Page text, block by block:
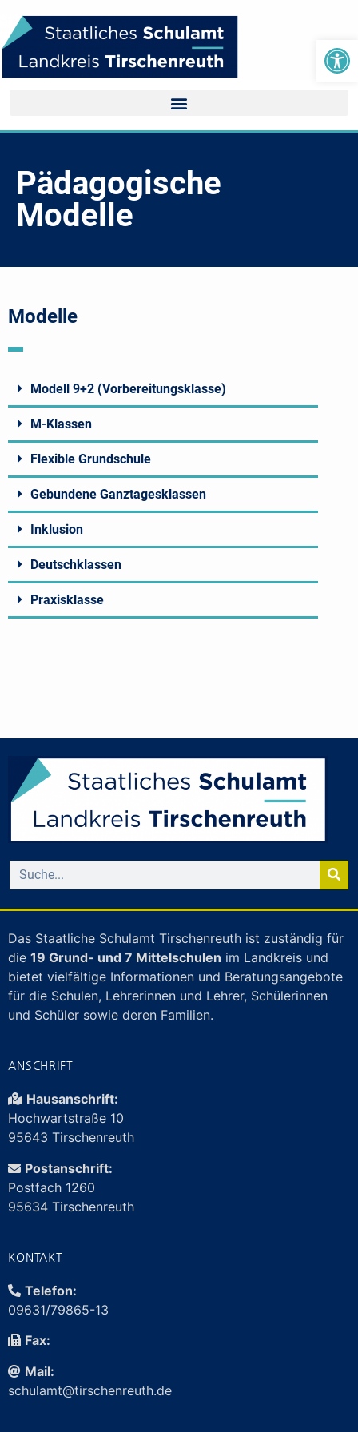
Pädagogische
Modelle
Modelle
Modell 9+2 (Vorbereitungsklasse)
M-Klassen
Flexible Grundschule
Gebundene Ganztagesklassen
Inklusion
Deutschklassen
Praxisklasse
Das Staatliche Schulamt Tirschenreuth ist zuständig für
die 19 Grund- und 7 Mittelschulen im Landkreis und
bietet vielfältige Informationen und Beratungsangebote
für die Schulen, Lehrerinnen und Lehrer, Schülerinnen
und Schüler sowie deren Familien.
ANSCHRIFT
Hausanschrift:
Hochwartstraße 10
95643 Tirschenreuth
Postanschrift:
Postfach 1260
95634 Tirschenreuth
KONTAKT
Telefon:
09631/79865-13
Fax:
Mail:
schulamt@tirschenreuth.de